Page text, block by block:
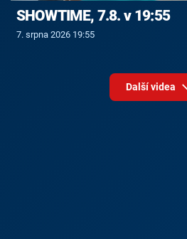
SHOWTIME, 7.8. v 19:55
7. srpna 2026 19:55
Další videa